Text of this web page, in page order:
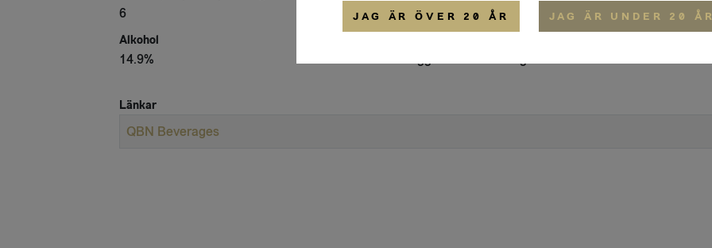
6 Flaska 700ml
Alkohol
14.9% Logga in för att se lagerstatus
Länkar
QBN Beverages
JAG ÄR ÖVER 20 ÅR JAG ÄR UNDER 20 ÅR